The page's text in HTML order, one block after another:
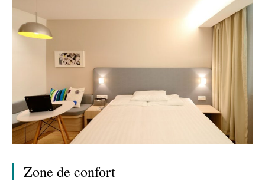
Zone de confort